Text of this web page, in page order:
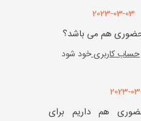
2023-03-03
حضوری هم می باشد؟
حساب کاربریخود شود
2023-
هم داریم برای